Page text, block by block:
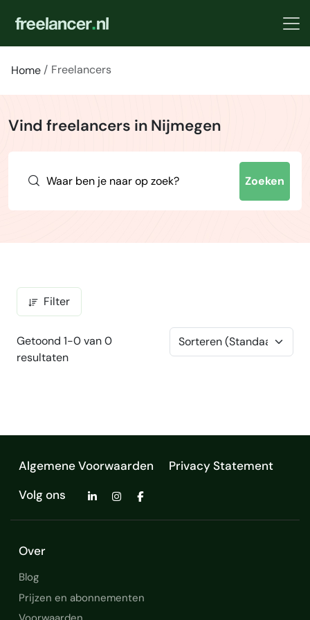
Home Freelancers
Vind freelancers in Nijmegen
Zoeken
Filter
Getoond 1-0 van 0
resultaten
Algemene Voorwaarden
Privacy Statement
Volg ons
Over
Blog
Prijzen en abonnementen